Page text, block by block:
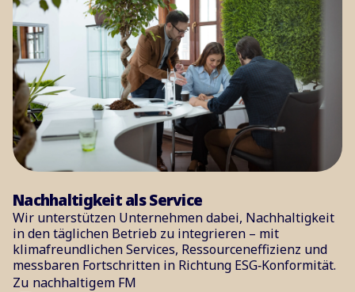
Nachhaltigkeit als Service
Wir unterstützen Unternehmen dabei, Nachhaltigkeit
in den täglichen Betrieb zu integrieren – mit
klimafreundlichen Services, Ressourceneffizienz und
messbaren Fortschritten in Richtung ESG‑Konformität.
Zu nachhaltigem FM